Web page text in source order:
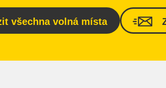
všechna volná místa